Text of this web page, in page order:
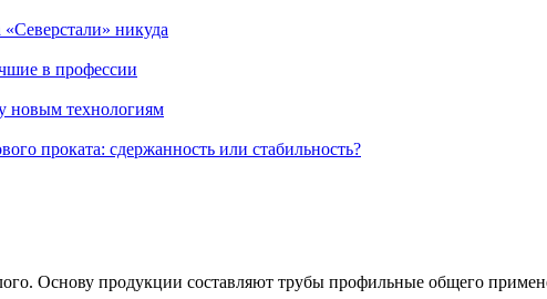
Основу продукции составляют трубы профильные общего